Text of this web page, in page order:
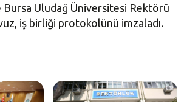
Bursa Uludağ Üniversitesi Rektörü
iş birliği protokolünü imzaladı.